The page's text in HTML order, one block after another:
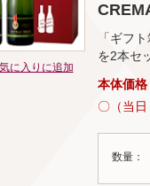
に入りに追加
「ギフ
を2本セ
本体価格
〇（当日
数量：